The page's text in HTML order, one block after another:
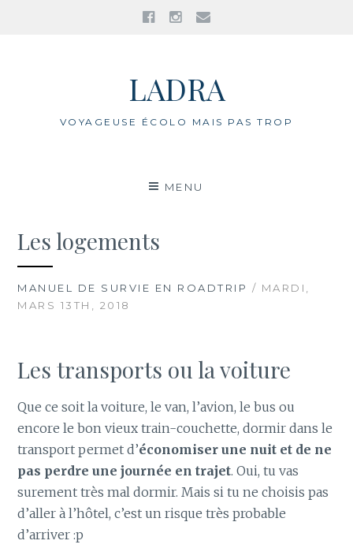
FacebookInstagram
LADRA
VOYAGEUSE ÉCOLO MAIS PAS TROP
MENU
Les logements
MANUEL DE SURVIE EN ROADTRIP / MARDI,
MARS 13TH, 2018
Les transports ou la voiture
Que ce soit la voiture, le van, l’avion, le bus ou
encore le bon vieux train-couchette, dormir dans le
transport permet d’économiser une nuit et de ne
pas perdre une journée en trajet. Oui, tu vas
surement très mal dormir. Mais si tu ne choisis pas
d’aller à l’hôtel, c’est un risque très probable
d’arriver :p